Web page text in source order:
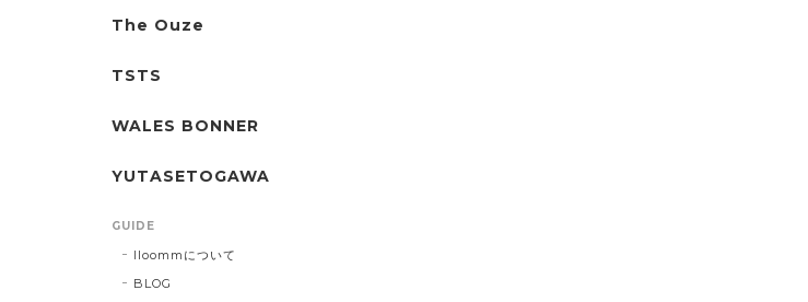
The Ouze
TSTS
WALES BONNER
YUTASETOGAWA
GUIDE
lloommについて
BLOG